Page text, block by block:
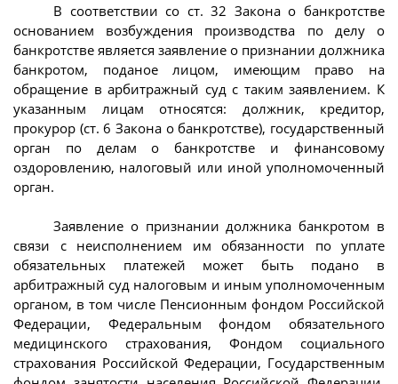
В соответствии со ст. 32 Закона о банкротстве
основанием возбуждения производства по делу о
банкротстве является заявление о признании должника
банкротом, поданое лицом, имеющим право на
обращение в арбитражный суд с таким заявлением. К
указанным лицам относятся: должник, кредитор,
прокурор (ст. 6 Закона о банкротстве), государственный
орган по делам о банкротстве и финансовому
оздоровлению, налоговый или иной уполномоченный
орган.
Заявление о признании должника банкротом в
связи с неисполнением им обязанности по уплате
обязательных платежей может быть подано в
арбитражный суд налоговым и иным уполномоченным
органом, в том числе Пенсионным фондом Российской
Федерации, Федеральным фондом обязательного
медицинского страхования, Фондом социального
страхования Российской Федерации, Государственным